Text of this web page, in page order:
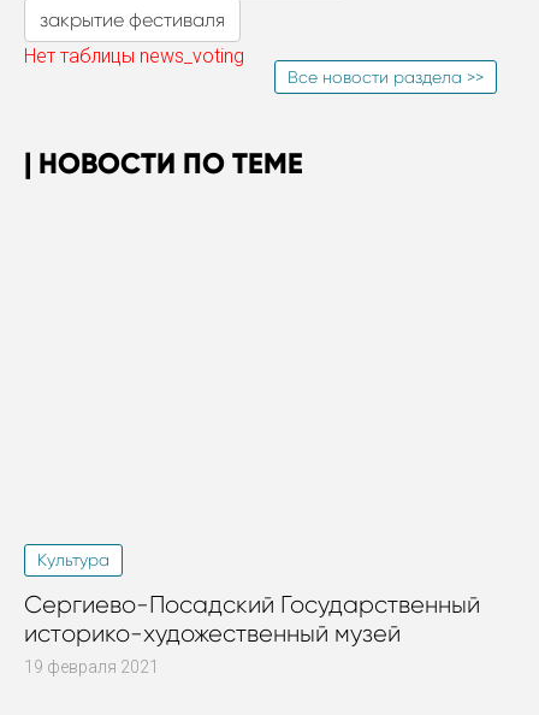
закрытие фестиваля
Нет таблицы news_voting
Все новости раздела >>
НОВОСТИ ПО ТЕМЕ
Культура
Сергиево-Посадский Государственный
историко-художественный музей
19 февраля 2021